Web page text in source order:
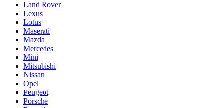
Land Rover
Lexus
Lotus
Maserati
Mazda
Mercedes
Mini
Mitsubishi
Nissan
Opel
Peugeot
Porsche